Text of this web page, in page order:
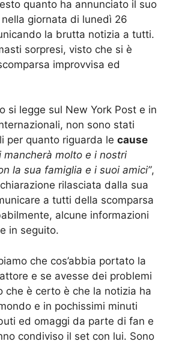
quanto ha annunciato il suo
giornata di lunedì 26
la brutta notizia a tutti.
sorpresi, visto che si è
improvvisa ed
si legge sul New York Post e in
non sono stati
per quanto riguarda le cause
mancherà molto e i nostri
la sua famiglia e i suoi amici”,
rilasciata dalla sua
a tutti della scomparsa
alcune informazioni
in seguito.
che cos’abbia portato la
e se avesse dei problemi
che è certo è che la notizia ha
e in pochissimi minuti
ed omaggi da parte di fan e
condiviso il set con lui. Sono